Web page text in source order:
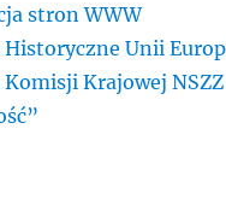
stron WWW
Unii
Krajowej NSZZ